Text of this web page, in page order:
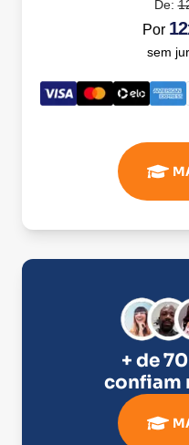
De:
Por
sem
+ de
confiam